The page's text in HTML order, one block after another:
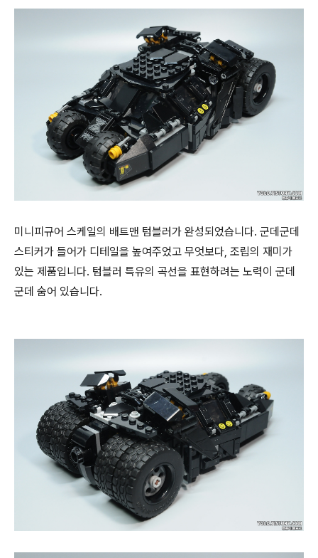
미니피규어 스케일의 배트맨 텀블러가 완성되었습니다. 군데군데
스티커가 들어가 디테일을 높여주었고 무엇보다, 조립의 재미가
있는 제품입니다. 텀블러 특유의 곡선을 표현하려는 노력이 군데
군데 숨어 있습니다.